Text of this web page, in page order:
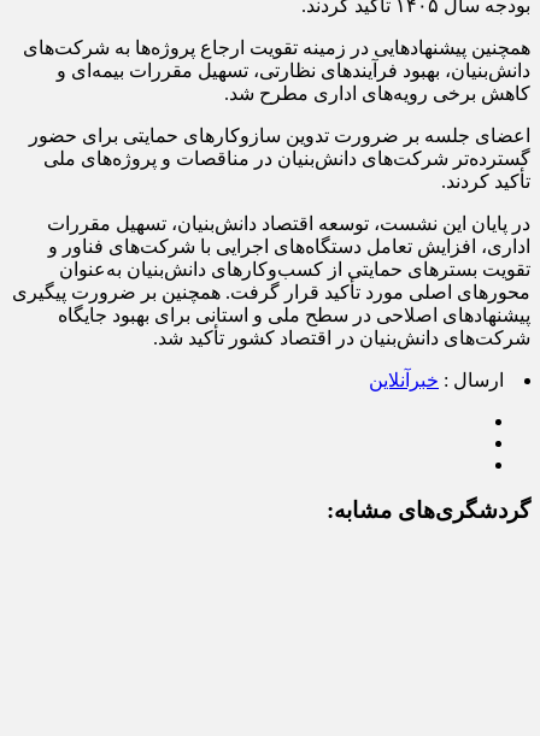
بودجه سال ۱۴۰۵ تأکید کردند.
همچنین پیشنهادهایی در زمینه تقویت ارجاع پروژه‌ها به شرکت‌های
دانش‌بنیان، بهبود فرآیندهای نظارتی، تسهیل مقررات بیمه‌ای و
کاهش برخی رویه‌های اداری مطرح شد.
اعضای جلسه بر ضرورت تدوین سازوکارهای حمایتی برای حضور
گسترده‌تر شرکت‌های دانش‌بنیان در مناقصات و پروژه‌های ملی
تأکید کردند.
در پایان این نشست، توسعه اقتصاد دانش‌بنیان، تسهیل مقررات
اداری، افزایش تعامل دستگاه‌های اجرایی با شرکت‌های فناور و
تقویت بسترهای حمایتی از کسب‌وکارهای دانش‌بنیان به‌عنوان
محورهای اصلی مورد تأکید قرار گرفت. همچنین بر ضرورت پیگیری
پیشنهادهای اصلاحی در سطح ملی و استانی برای بهبود جایگاه
شرکت‌های دانش‌بنیان در اقتصاد کشور تأکید شد.
ارسال : خبرآنلاین
گردشگری‌های مشابه: